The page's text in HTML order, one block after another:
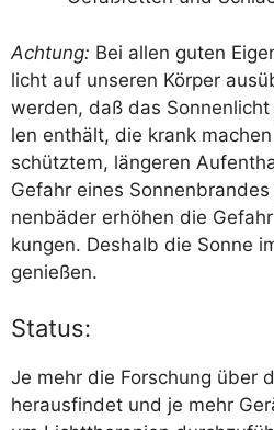
Ach­tung: Bei allen guten
licht auf unse­ren Kör­per
wer­den, daß das
len ent­hält, die krank
schütz­tem, län­ge­ren
Gefahr eines
nen­bä­der erhö­hen die
kun­gen. Des­halb die Son­ne
genießen.
Status:
Je mehr die For­schung über
her­aus­fin­det und je mehr